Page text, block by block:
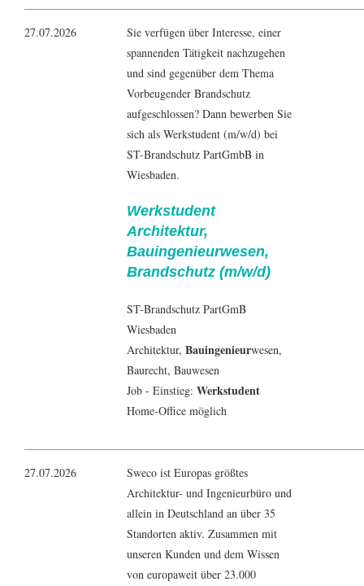
27.07.2026
Sie verfügen über Interesse, einer
spannenden Tätigkeit nachzugehen
und sind gegenüber dem Thema
Vorbeugender Brandschutz
aufgeschlossen? Dann bewerben Sie
sich als Werkstudent (m/w/d) bei
ST-Brandschutz PartGmbB in
Wiesbaden.
Werkstudent
Architektur,
Bauingenieurwesen,
Brandschutz (m/w/d)
ST-Brandschutz PartGmB
Wiesbaden
Architektur, Bauingenieurwesen,
Baurecht, Bauwesen
Job - Einstieg: Werkstudent
Home-Office möglich
27.07.2026
Sweco ist Europas größtes
Architektur- und Ingenieurbüro und
allein in Deutschland an über 35
Standorten aktiv. Zusammen mit
unseren Kunden und dem Wissen
von europaweit über 23.000